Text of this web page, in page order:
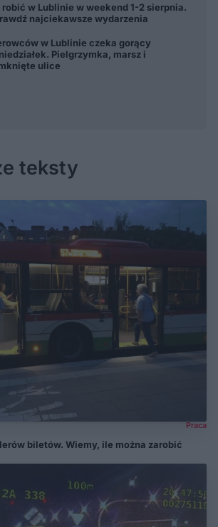
robić w Lublinie w weekend 1-2 sierpnia.
najciekawsze wydarzenia
w Lublinie czeka gorący
Pielgrzymka, marsz i
ulice
teksty
Praca
biletów. Wiemy, ile można zarobić